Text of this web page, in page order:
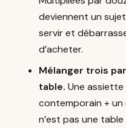
deviennent un
servir et
d’acheter.
Mélanger trois
table. Une
contemporain + un
n’est pas une